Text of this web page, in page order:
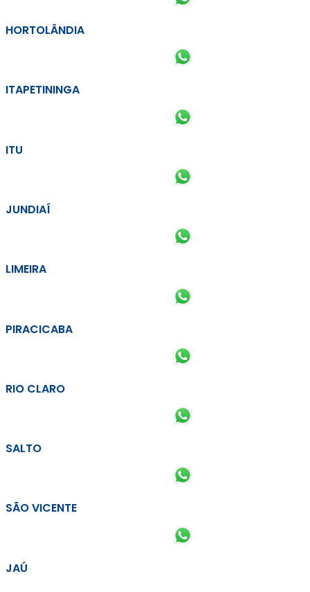
HORTOLÂNDIA
ITAPETININGA
ITU
JUNDIAÍ
LIMEIRA
PIRACICABA
RIO CLARO
SALTO
SÃO VICENTE
JAÚ